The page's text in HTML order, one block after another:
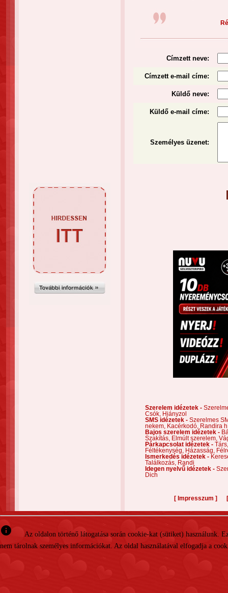
Címzett neve:
Címzett e-mail címe:
Küldő neve:
Küldő e-mail címe:
Személyes üzenet:
Szerelem idézetek -
Csók,
Hiányzol
SMS idézetek - Szerelmes
nekem,
Kacérkodó,
Randira
Bajos szerelem idézetek -
Szakítás,
Elmúlt szerelem,
Párkapcsolat idézetek -
Féltékenység,
Házasság,
Ismerkedés idézetek -
Találkozás,
Randi
Idegen nyelvű idézetek -
Dich
[ Impresszum ]
info
Az oldalon történő látogatása során cookie-kat (sütiket)
nem tárolnak személyes információkat. Az oldal használatával elfogadja a